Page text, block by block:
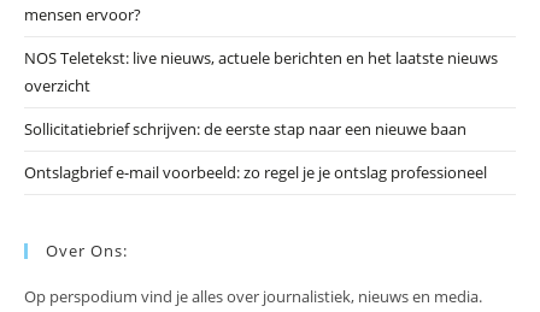
mensen ervoor?
NOS Teletekst: live nieuws, actuele berichten en het laatste nieuws
overzicht
Sollicitatiebrief schrijven: de eerste stap naar een nieuwe baan
Ontslagbrief e-mail voorbeeld: zo regel je je ontslag professioneel
Over Ons:
Op perspodium vind je alles over journalistiek, nieuws en media.